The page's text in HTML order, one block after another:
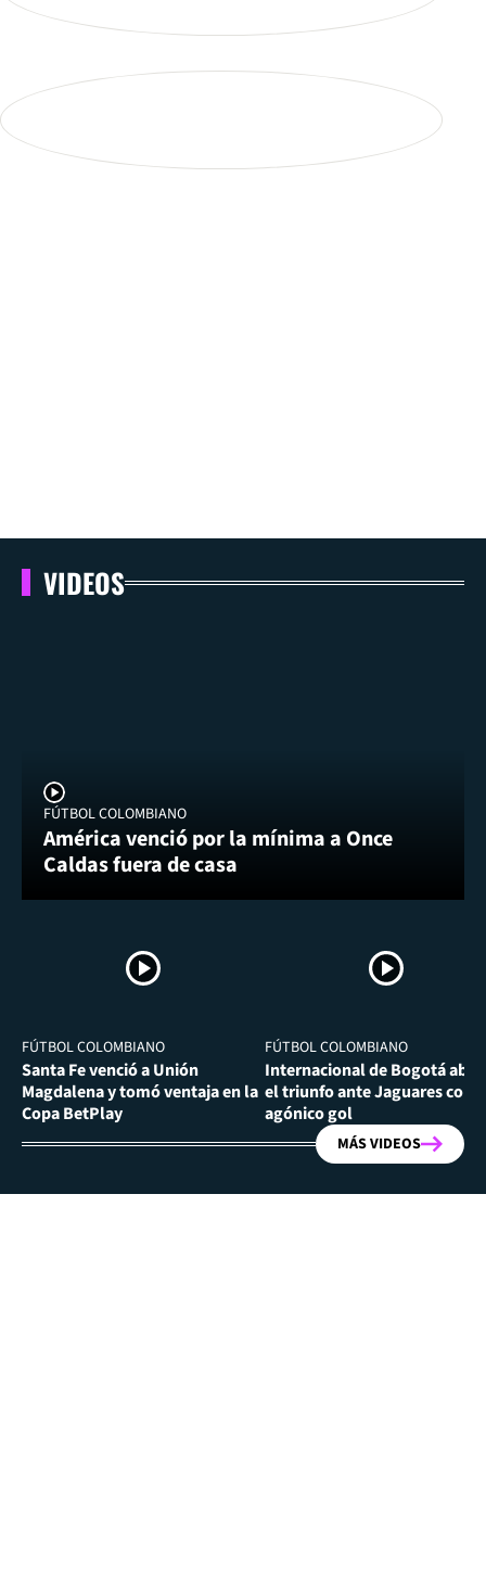
VIDEOS
FÚTBOL COLOMBIANO
América venció por la mínima a Once
Caldas fuera de casa
FÚTBOL COLOMBIANO
Santa Fe venció a Unión
Magdalena y tomó ventaja en la
Copa BetPlay
FÚTBOL COLOMBIANO
Internacional de Bogotá
el triunfo ante Jaguares con
agónico gol
MÁS VIDEOS